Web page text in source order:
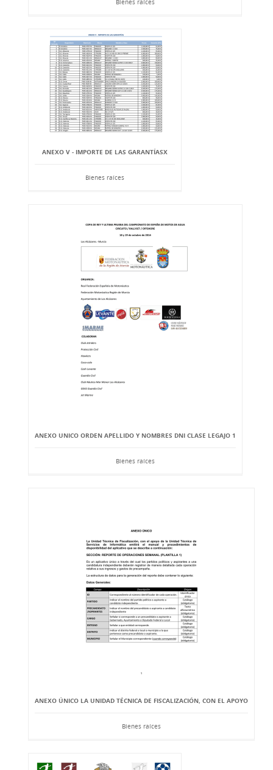
Bienes raíces
ANEXO V - IMPORTE DE LAS GARANTÍASX
Bienes raíces
ANEXO UNICO ORDEN APELLIDO Y NOMBRES DNI CLASE LEGAJO 1
Bienes raíces
ANEXO ÚNICO LA UNIDAD TÉCNICA DE FISCALIZACIÓN, CON EL APOYO
Bienes raíces